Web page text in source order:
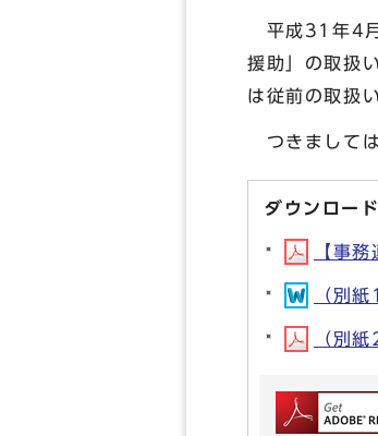
平成31年4月
援助」の取扱
は従前の取扱
つきましては
ダウンロード
【事
（別
（別